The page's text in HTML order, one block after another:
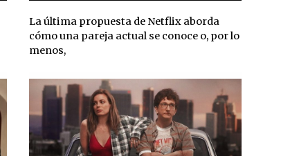
La última propuesta de Netflix aborda
cómo una pareja actual se conoce o, por lo
menos,